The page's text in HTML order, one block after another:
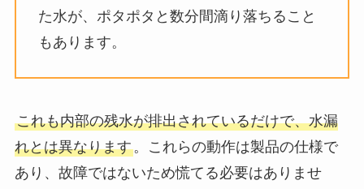
た水が、ポタポタと数分間滴り落ちること
もあります。
これも内部の残水が排出されているだけで、水漏
れとは異なります。これらの動作は製品の仕様で
あり、故障ではないため慌てる必要はありませ